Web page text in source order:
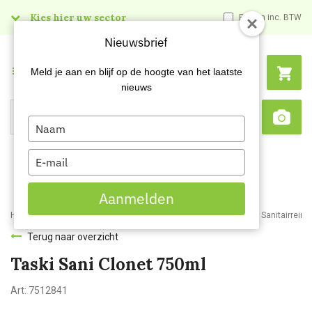
Kies hier uw sector Prijzen inc. BTW
Search
Menu
Home Webshop Schoonmaakartikelen Reinigingsmiddelen
Terug naar overzicht
Taski Sani Clonet 750ml
Art: 7512841
Nieuwsbrief
Meld je aan en blijf op de hoogte van het laatste
nieuws
Type
your
name
Type
your
email
Aanmelden